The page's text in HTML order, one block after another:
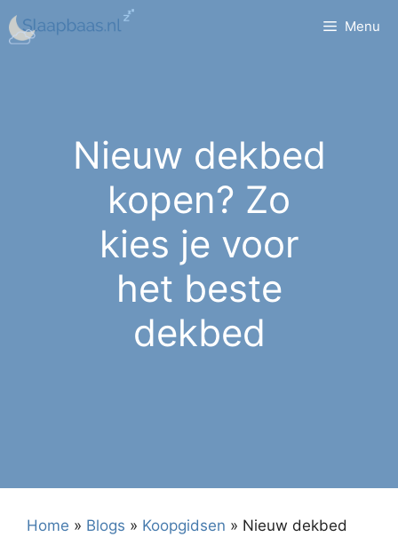
naar
Menu
Nieuw dekbed
kopen? Zo
kies je voor
het beste
dekbed
Home » Blogs » Koopgidsen » Nieuw dekbed